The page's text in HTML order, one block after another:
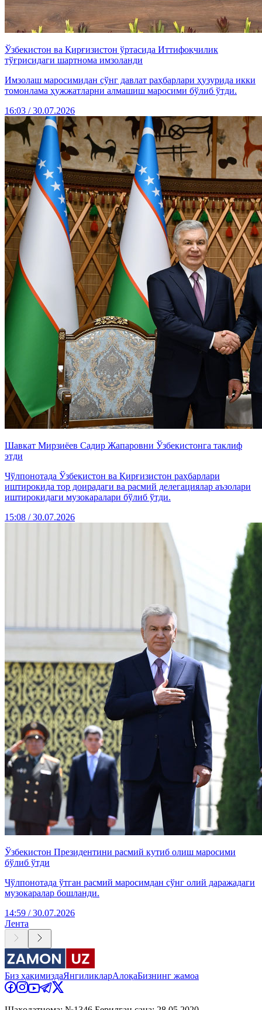
Ўзбекистон ва Қирғизистон ўртасида Иттифоқчилик
тўғрисидаги шартнома имзоланди
Имзолаш маросимидан сўнг давлат раҳбарлари ҳузурида икки
томонлама ҳужжатларни алмашиш маросими бўлиб ўтди.
16:03 / 30.07.2026
Шавкат Мирзиёев Садир Жапаровни Ўзбекистонга таклиф
этди
Чўлпонотада Ўзбекистон ва Қирғизистон раҳбарлари
иштирокида тор доирадаги ва расмий делегациялар аъзолари
иштирокидаги музокаралари бўлиб ўтди.
15:08 / 30.07.2026
Ўзбекистон Президентини расмий кутиб олиш маросими
бўлиб ўтди
Чўлпонотада ўтган расмий маросимдан сўнг олий даражадаги
музокаралар бошланди.
14:59 / 30.07.2026
Лента
Биз ҳақимиздаЯнгиликларАлоқаБизнинг жамоа